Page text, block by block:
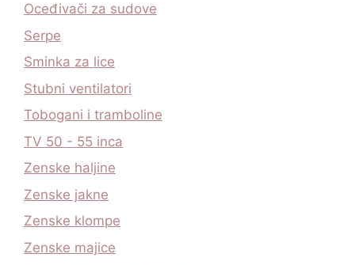
Oceđivači za sudove
Serpe
Sminka za lice
Stubni ventilatori
Tobogani i tramboline
TV 50 - 55 inca
Zenske haljine
Zenske jakne
Zenske klompe
Zenske majice